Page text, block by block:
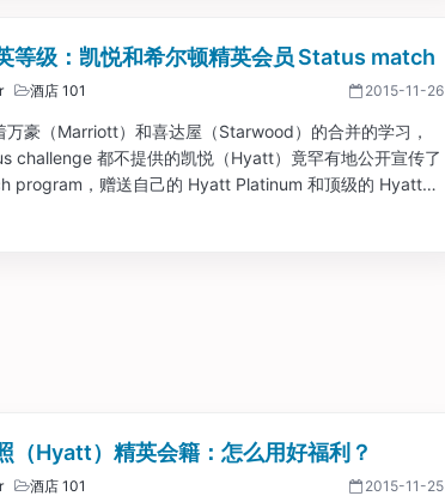
等级：凯悦和希尔顿精英会员 Status match
酒店 101 2015-11-26
万豪（Marriott）和喜达屋（Starwood）的合并的学习，
challenge 都不提供的凯悦（Hyatt）竟罕有地公开宣传了
program，赠送自己的 Hyatt Platinum 和顶级的 Hyatt
（Hyatt）精英会籍：怎么用好福利？
酒店 101 2015-11-25